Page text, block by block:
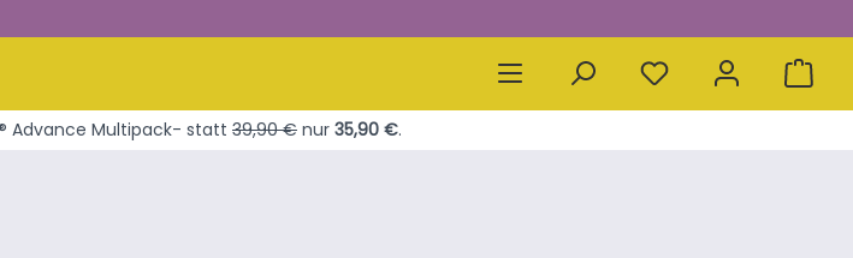
Advance Multipack- statt 39,90 € nur 35,90 €.